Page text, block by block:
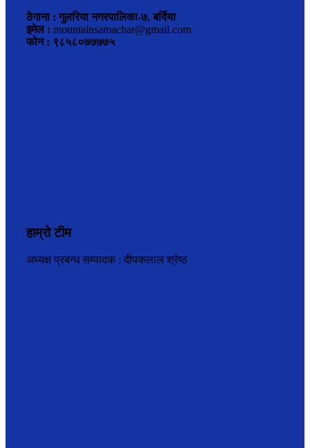
ठेगाना : गुलरिया नगरपालिका-७, बर्दिया
इमेल : mountainsamachar@gmail.com
फोन : ९८५८०७७७७५
हाम्रो टीम
अध्यक्ष प्रबन्ध सम्पादक : दीपकलाल श्रेष्ठ